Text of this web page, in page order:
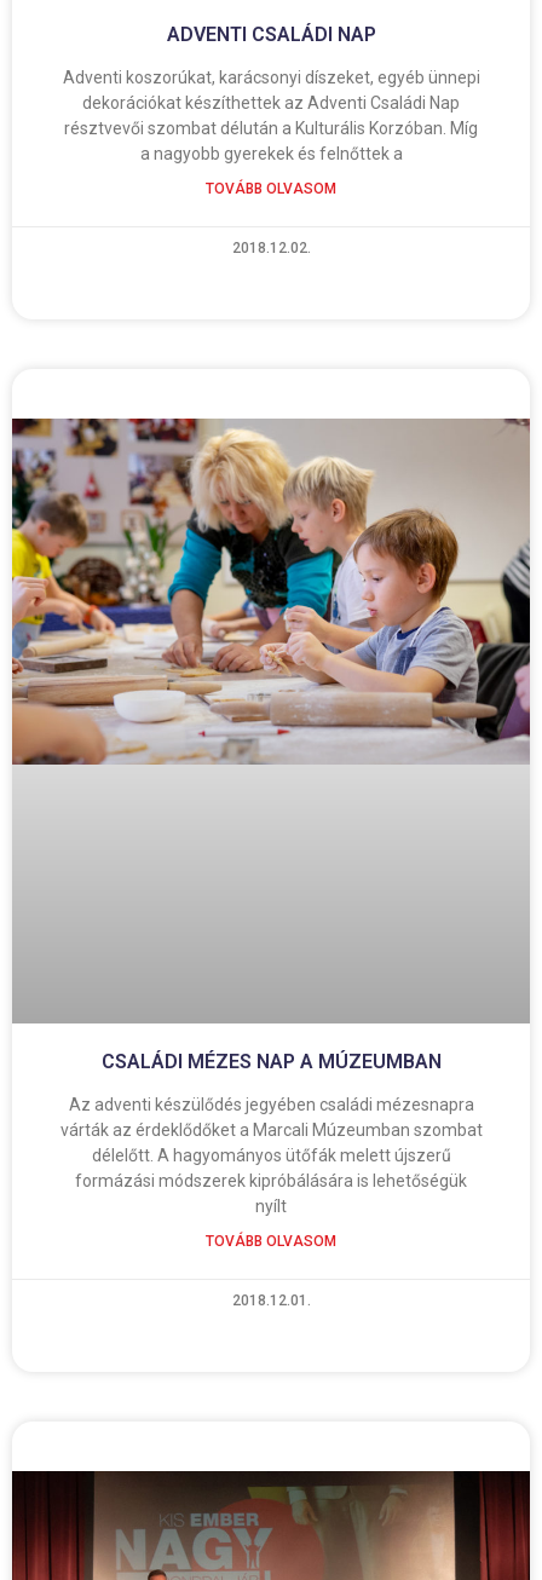
ADVENTI CSALÁDI NAP
Adventi koszorúkat, karácsonyi díszeket, egyéb ünnepi
dekorációkat készíthettek az Adventi Családi Nap
résztvevői szombat délután a Kulturális Korzóban. Míg
a nagyobb gyerekek és felnőttek a
TOVÁBB OLVASOM
2018.12.02.
CSALÁDI MÉZES NAP A MÚZEUMBAN
Az adventi készülődés jegyében családi mézesnapra
várták az érdeklődőket a Marcali Múzeumban szombat
délelőtt. A hagyományos ütőfák melett újszerű
formázási módszerek kipróbálására is lehetőségük
nyílt
TOVÁBB OLVASOM
2018.12.01.